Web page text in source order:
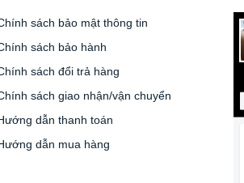
sách bảo mật thông tin
sách bảo hành
sách đổi trả hàng
sách giao nhận/vận chuyển
dẫn thanh toán
dẫn mua hàng